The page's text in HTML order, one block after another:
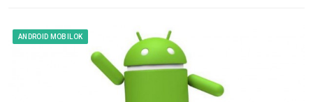
ANDROID MOBILOK